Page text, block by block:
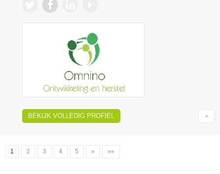
BEKIJK VOLLEDIG PROFIEL
1 2 3 4 5 » »»